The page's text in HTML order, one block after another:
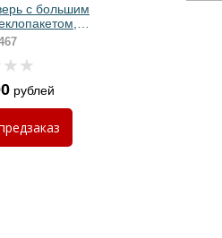
с большим
и серым
рублей